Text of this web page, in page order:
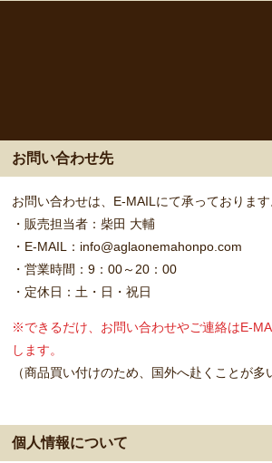
お問い合わせ先
お問い合わせは、E-MAILにて承っております
・販売担当者：柴田 大輔
・E-MAIL：info@aglaonemahonpo.com
・営業時間：9：00～20：00
・定休日：土・日・祝日
※できるだけ、お問い合わせやご連絡はE-
します。
（商品買い付けのため、国外へ赴くことが多
個人情報について